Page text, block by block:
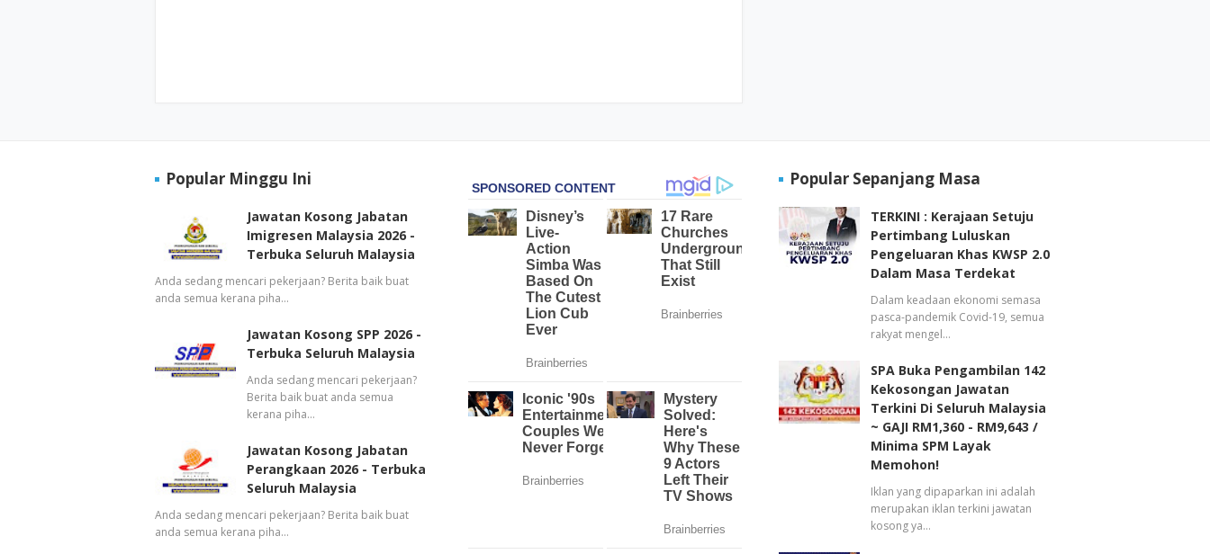
Popular Minggu Ini
Jawatan Kosong Jabatan
Imigresen Malaysia 2026 -
Terbuka Seluruh Malaysia
Anda sedang mencari pekerjaan? Berita baik buat
anda semua kerana piha…
Jawatan Kosong SPP 2026 -
Terbuka Seluruh Malaysia
Anda sedang mencari pekerjaan?
Berita baik buat anda semua
kerana piha…
Jawatan Kosong Jabatan
Perangkaan 2026 - Terbuka
Seluruh Malaysia
Anda sedang mencari pekerjaan? Berita baik buat
anda semua kerana piha…
Popular Sepanjang Masa
TERKINI : Kerajaan Setuju
Pertimbang Luluskan
Pengeluaran Khas KWSP 2.0
Dalam Masa Terdekat
Dalam keadaan ekonomi semasa
pasca-pandemik Covid-19, semua
rakyat mengel…
SPA Buka Pengambilan 142
Kekosongan Jawatan
Terkini Di Seluruh Malaysia
~ GAJI RM1,360 - RM9,643 /
Minima SPM Layak
Memohon!
Iklan yang dipaparkan ini adalah
merupakan iklan terkini jawatan
kosong ya…